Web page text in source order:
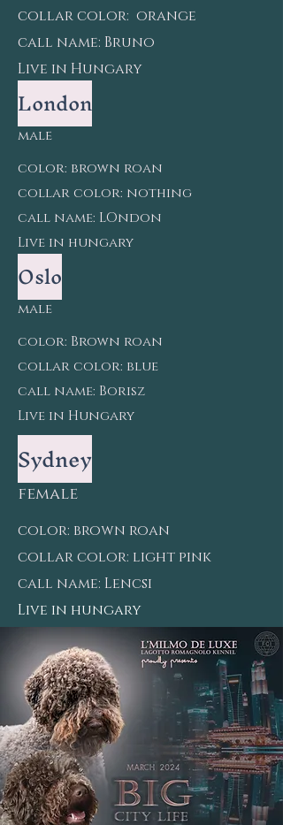
collar color: orange
call name: Bruno
Live in Hungary
London
male
color: brown roan
collar color: nothing
call name: LOndon
Live in hungary
Oslo
male
color: Brown roan
collar color: blue
call name: Borisz
Live in Hungary
Sydney
female
color: brown roan
collar color: light pink
call name: Lencsi
Live in hungary